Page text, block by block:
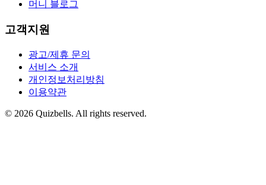
머니 블로그
고객지원
광고/제휴 문의
서비스 소개
개인정보처리방침
이용약관
© 2026 Quizbells. All rights reserved.